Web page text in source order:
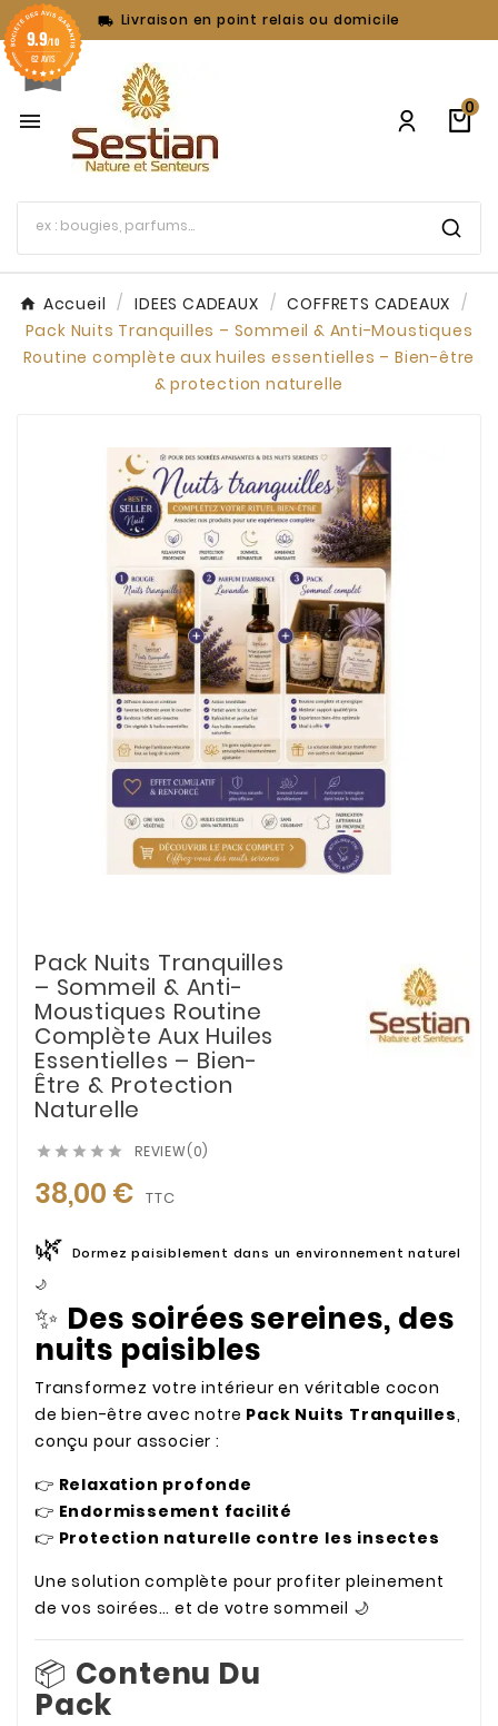
 Livraison en point relais ou domicile

0
Accueil IDEES CADEAUX
COFFRETS CADEAUX
Pack Nuits Tranquilles – Sommeil & Anti-Moustiques
Routine complète aux huiles essentielles – Bien-être
& protection naturelle
Pack Nuits Tranquilles
– Sommeil & Anti-
Moustiques Routine
Complète Aux Huiles
Essentielles – Bien-
Être & Protection
Naturelle
     REVIEW(0)
38,00 € TTC
🌿 Dormez paisiblement dans un environnement naturel
🌙
✨ Des soirées sereines, des
nuits paisibles
Transformez votre intérieur en véritable cocon
de bien-être avec notre Pack Nuits Tranquilles,
conçu pour associer :
👉 Relaxation profonde
👉 Endormissement facilité
👉 Protection naturelle contre les insectes
Une solution complète pour profiter pleinement
de vos soirées… et de votre sommeil 🌙
📦 Contenu Du
Pack
9.9/10
62 AVIS